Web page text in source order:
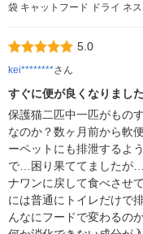
袋 キャットフード ドライ ネ
5.0
kei********さん
すぐに便が良くなりました
保護猫二匹中一匹がもの
なのか？数ヶ月前から軟
ーペットにも排泄するよ
で…困り果ててましたが…
ナワンに戻して食べさせ
には普通にトイレだけで
んなにフードで変わるの